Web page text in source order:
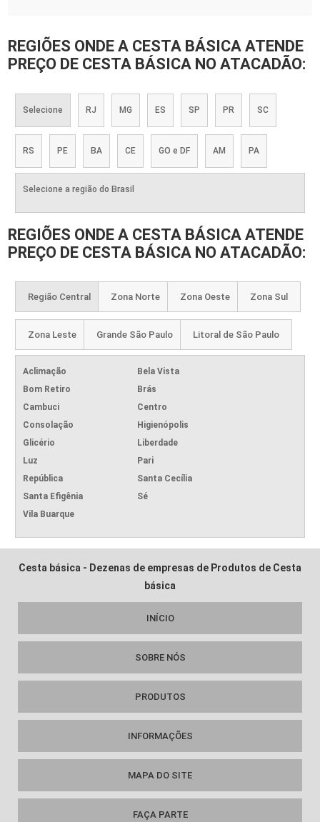
REGIÕES ONDE A CESTA BÁSICA ATENDE
PREÇO DE CESTA BÁSICA NO ATACADÃO:
Selecione RJ MG ES SP PR SC
RS PE BA CE GO e DF AM PA
Selecione a região do Brasil
REGIÕES ONDE A CESTA BÁSICA ATENDE
PREÇO DE CESTA BÁSICA NO ATACADÃO:
Região Central Zona Norte Zona Oeste Zona Sul
Zona Leste Grande São Paulo Litoral de São Paulo
Aclimação
Bela Vista
Bom Retiro
Brás
Cambuci
Centro
Consolação
Higienópolis
Glicério
Liberdade
Luz
Pari
República
Santa Cecília
Santa Efigênia
Sé
Vila Buarque
Cesta básica - Dezenas de empresas de Produtos de Cesta
básica
INÍCIO
SOBRE NÓS
PRODUTOS
INFORMAÇÕES
MAPA DO SITE
FAÇA PARTE